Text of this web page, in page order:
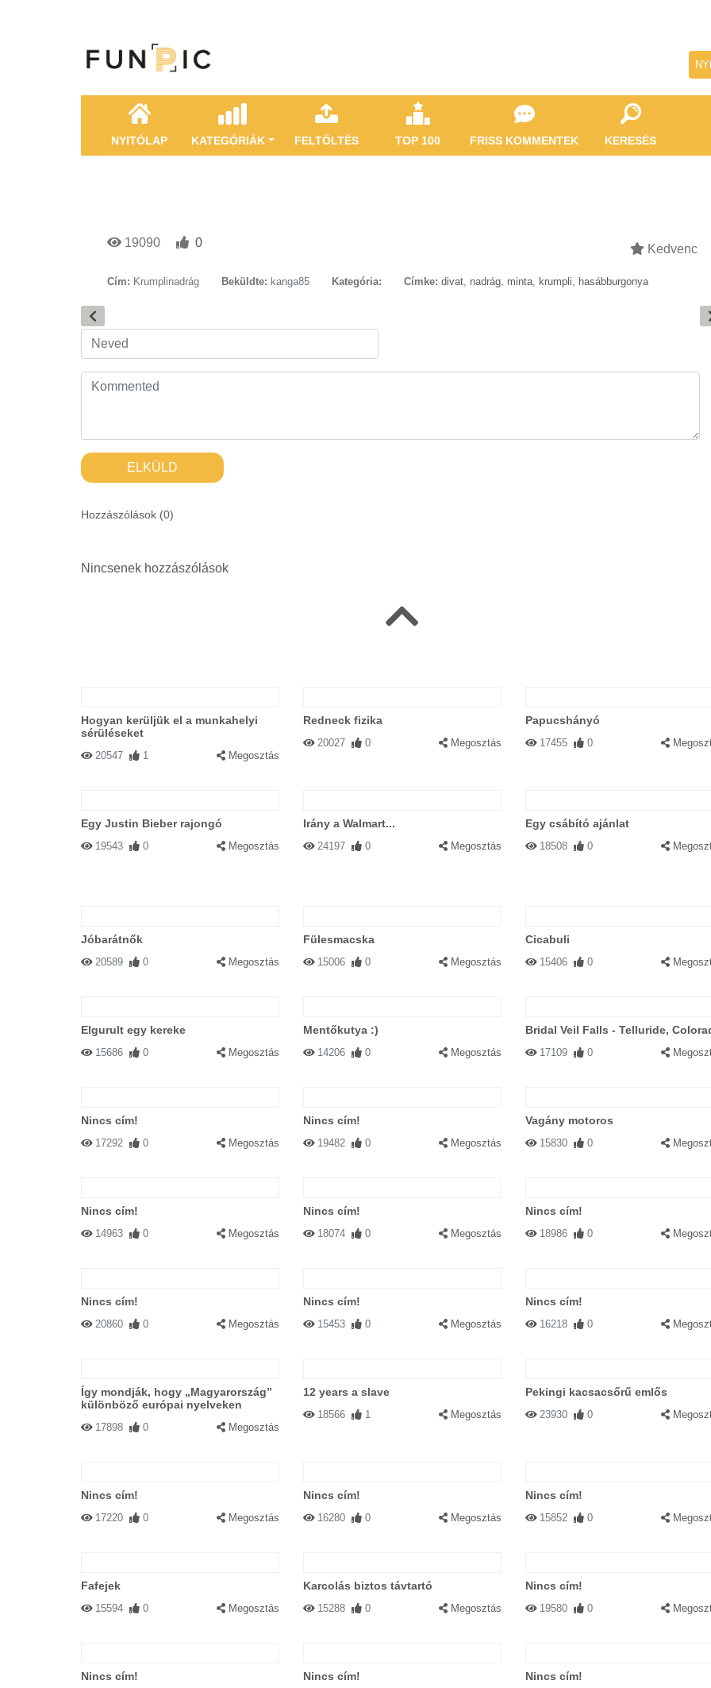
NYITÓLAP KATEGÓRIÁK FELTÖLTÉS TOP 100 FRISS KOMMENTEK KERESÉS
19090 0 Kedvenc
Cím: Krumplinadrág Beküldte: kanga85 Kategória: Címke: divat, nadrág, minta, krumpli, hasábburgonya
ELKÜLD
Hozzászólások (0)
Nincsenek hozzászólások
Hogyan kerüljük el a munkahelyi
sérüléseket
20547 1 Megosztás
Redneck fizika
20027 0 Megosztás
Papucshányó
17455 0
Egy Justin Bieber rajongó
19543 0 Megosztás
Irány a Walmart...
24197 0 Megosztás
Egy csábító ajánlat
18508 0
Jóbarátnők
20589 0 Megosztás
Fülesmacska
15006 0 Megosztás
Cicabuli
15406 0
Elgurult egy kereke
15686 0 Megosztás
Mentőkutya :)
14206 0 Megosztás
Bridal Veil Falls - Telluride,
17109 0
Nincs cím!
17292 0 Megosztás
Nincs cím!
19482 0 Megosztás
Vagány motoros
15830 0
Nincs cím!
14963 0 Megosztás
Nincs cím!
18074 0 Megosztás
Nincs cím!
18986 0
Nincs cím!
20860 0 Megosztás
Nincs cím!
15453 0 Megosztás
Nincs cím!
16218 0
Így mondják, hogy „Magyarország”
különböző európai nyelveken
17898 0 Megosztás
12 years a slave
18566 1 Megosztás
Pekingi kacsacsőrű emlős
23930 0
Nincs cím!
17220 0 Megosztás
Nincs cím!
16280 0 Megosztás
Nincs cím!
15852 0
Fafejek
15594 0 Megosztás
Karcolás biztos távtartó
15288 0 Megosztás
Nincs cím!
19580 0
Nincs cím! Nincs cím! Nincs cím!